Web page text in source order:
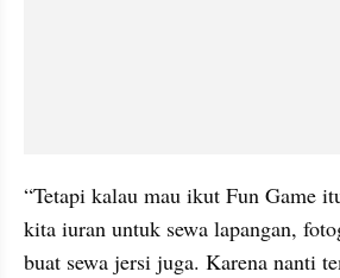
“Tetapi kalau mau ikut Fun Game
kita iuran untuk sewa lapangan,
buat sewa jersi juga. Karena nanti